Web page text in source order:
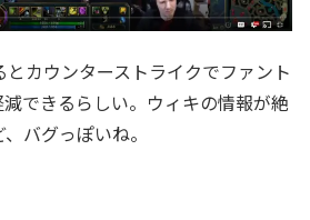
とカウンターストライクでファント
減できるらしい。ウィキの情報が絶
バグっぽいね。